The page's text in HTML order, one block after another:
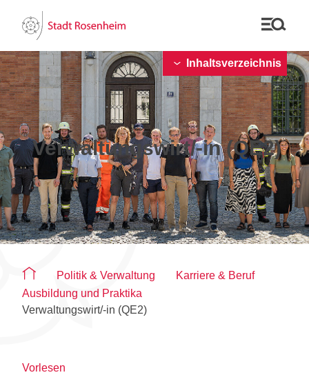
Verwaltungswirt/-in (QE2)
Sie befinden sich auf der Seite "Verwaltungswirt/-in (QE2)"
Politik & Verwaltung
Karriere & Beruf
Ausbildung und Praktika
Verwaltungswirt/-in (QE2)
Vorlesen
Inhaltsverzeichnis